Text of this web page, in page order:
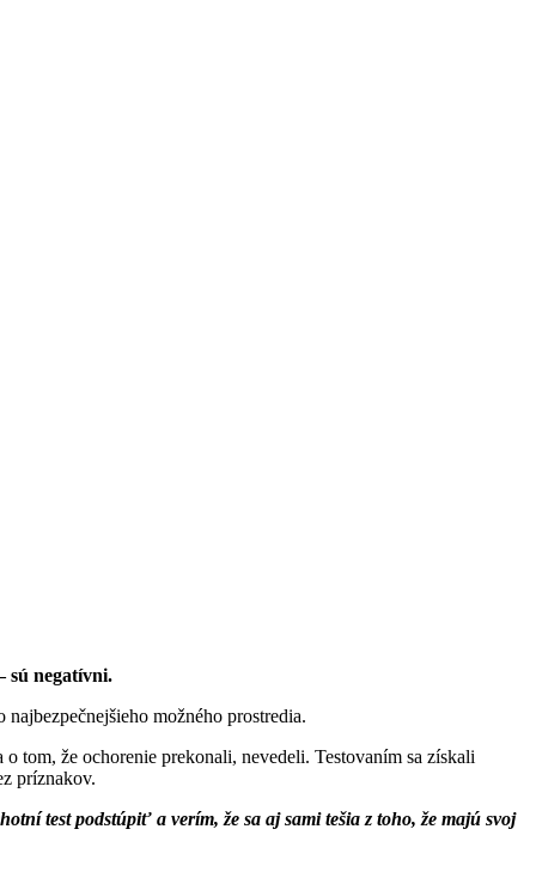
sú negatívni.
možného prostredia.
tom, že ochorenie prekonali, nevedeli. Testovaním sa získali
príznakov.
test podstúpiť a verím, že sa aj sami tešia z toho, že majú svoj